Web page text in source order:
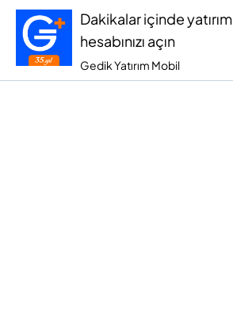
Dakikalar içinde yatırım
hesabınızı açın
Gedik Yatırım Mobil